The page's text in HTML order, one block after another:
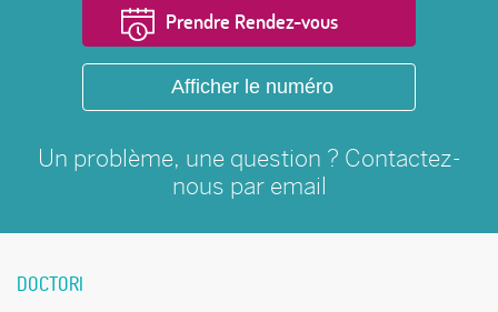
Prendre Rendez-vous
Afficher le numéro
Un problème, une question ? Contactez-
nous par email
DOCTORI